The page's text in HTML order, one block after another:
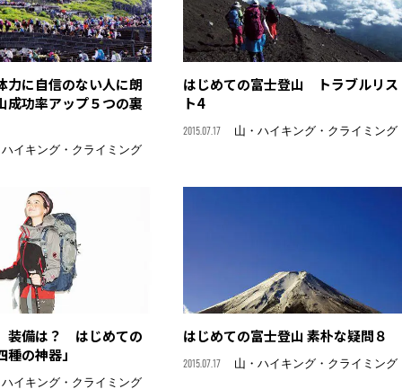
力に自信のない人に朗
功率アップ５つの裏
イキング・クライミング
はじめての富士登山 トラブルリス
ト4
2015.07.17 山・ハイキング・クライミング
装備は？ はじめての
の神器」
イキング・クライミング
はじめての富士登山 素朴な疑問８
2015.07.17 山・ハイキング・クライミング